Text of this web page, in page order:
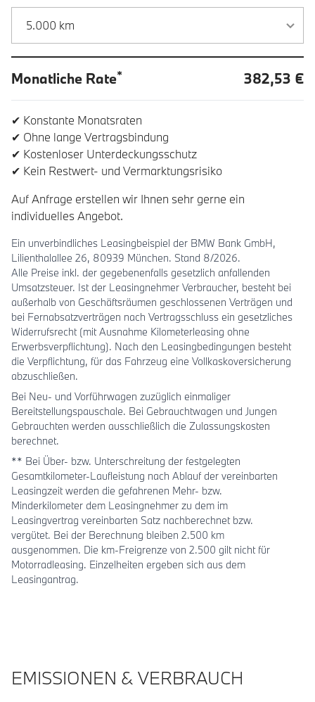
Monatliche Rate* 382,53 €
✔ Konstante Monatsraten
✔ Ohne lange Vertragsbindung
✔ Kostenloser Unterdeckungsschutz
✔ Kein Restwert- und Vermarktungsrisiko
Auf Anfrage erstellen wir Ihnen sehr gerne ein
individuelles Angebot.
Ein unverbindliches Leasingbeispiel der BMW Bank GmbH,
Lilienthalallee 26, 80939 München. Stand 8/2026.
Alle Preise inkl. der gegebenenfalls gesetzlich anfallenden
Umsatzsteuer. Ist der Leasingnehmer Verbraucher, besteht bei
außerhalb von Geschäftsräumen geschlossenen Verträgen und
bei Fernabsatzverträgen nach Vertragsschluss ein gesetzliches
Widerrufsrecht (mit Ausnahme Kilometerleasing ohne
Erwerbsverpflichtung). Nach den Leasingbedingungen besteht
die Verpflichtung, für das Fahrzeug eine Vollkaskoversicherung
abzuschließen.
Bei Neu- und Vorführwagen zuzüglich einmaliger
Bereitstellungspauschale. Bei Gebrauchtwagen und Jungen
Gebrauchten werden ausschließlich die Zulassungskosten
berechnet.
** Bei Über- bzw. Unterschreitung der festgelegten
Gesamtkilometer-Laufleistung nach Ablauf der vereinbarten
Leasingzeit werden die gefahrenen Mehr- bzw.
Minderkilometer dem Leasingnehmer zu dem im
Leasingvertrag vereinbarten Satz nachberechnet bzw.
vergütet. Bei der Berechnung bleiben 2.500 km
ausgenommen. Die km-Freigrenze von 2.500 gilt nicht für
Motorradleasing. Einzelheiten ergeben sich aus dem
Leasingantrag.
EMISSIONEN & VERBRAUCH